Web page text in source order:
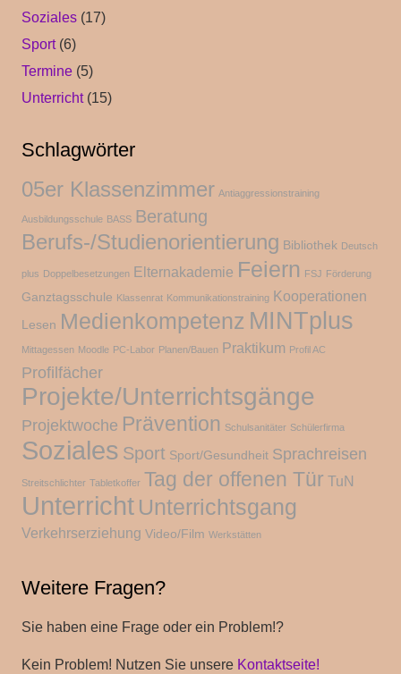
Soziales (17)
Sport(6)
Termine (5)
Unterricht(15)
Schlagwörter
05er Klassenzimmer Antiaggressionstraining
Ausbildungsschule BASS Beratung
Berufs-/Studienorientierung Bibliothek Deutsch
plus Doppelbesetzungen Elternakademie Feiern FSJ Förderung
Ganztagsschule Klassenrat Kommunikationstraining Kooperationen
Lesen Medienkompetenz MINTplus
Mittagessen Moodle PC-Labor Planen/Bauen Praktikum Profil AC
Profilfächer
Projekte/Unterrichtsgänge
Projektwoche Prävention Schulsanitäter Schülerfirma
Soziales Sport Sport/Gesundheit Sprachreisen
Streitschlichter Tabletkoffer Tag der offenen Tür TuN
Unterricht Unterrichtsgang
Verkehrserziehung Video/Film Werkstätten
Weitere Fragen?
Sie haben eine Frage oder ein Problem!?
Kein Problem! Nutzen Sie unsere Kontaktseite!